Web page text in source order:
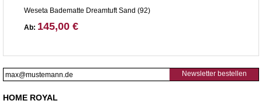
Weseta Badematte Dreamtuft Sand (92)
Ab: 145,00 €
Newsletter bestellen
HOME ROYAL